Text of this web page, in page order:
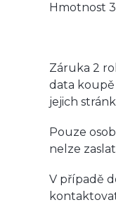
Hmotnost
Záruka 2
data koupě
jejich
Pouze
nelze
V případě